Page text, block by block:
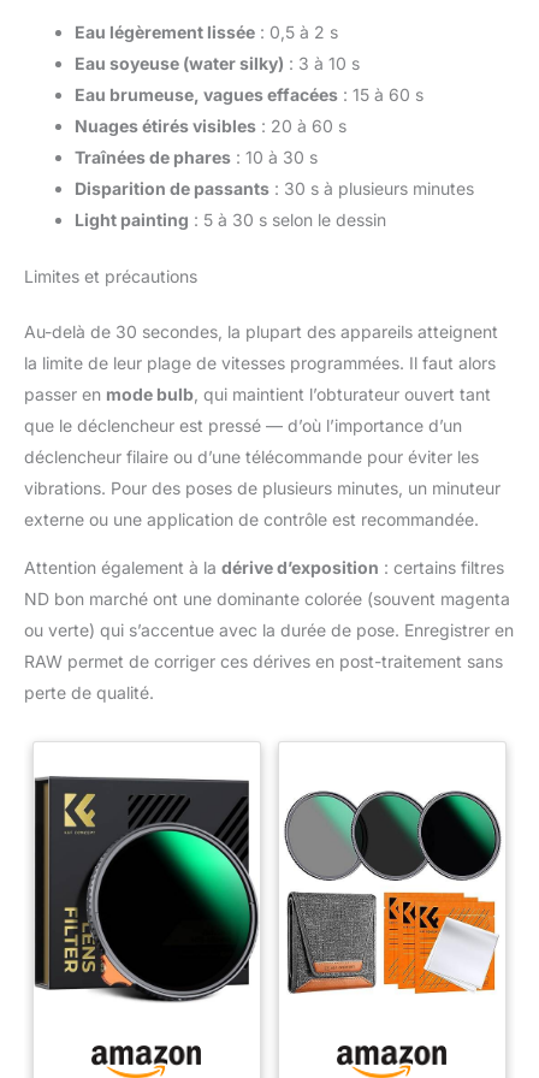
Eau légèrement lissée : 0,5 à 2 s
Eau soyeuse (water silky) : 3 à 10 s
Eau brumeuse, vagues effacées : 15 à 60 s
Nuages étirés visibles : 20 à 60 s
Traînées de phares : 10 à 30 s
Disparition de passants : 30 s à plusieurs minutes
Light painting : 5 à 30 s selon le dessin
Limites et précautions
Au-delà de 30 secondes, la plupart des appareils atteignent
la limite de leur plage de vitesses programmées. Il faut alors
passer en mode bulb , qui maintient l’obturateur ouvert tant
que le déclencheur est pressé — d’où l’importance d’un
déclencheur filaire ou d’une télécommande pour éviter les
vibrations. Pour des poses de plusieurs minutes, un minuteur
externe ou une application de contrôle est recommandée.
Attention également à la dérive d’exposition : certains filtres
ND bon marché ont une dominante colorée (souvent magenta
ou verte) qui s’accentue avec la durée de pose. Enregistrer en
RAW permet de corriger ces dérives en post-traitement sans
perte de qualité.